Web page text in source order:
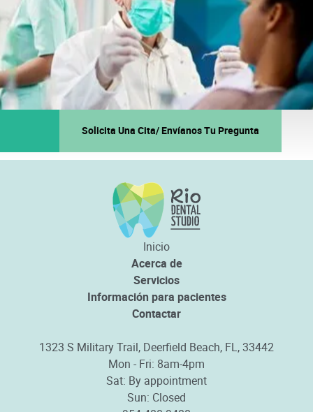
Solicita Una Cita/ Envíanos Tu Pregunta
1323 S Military Trail, Deerfield Beach, FL, 33442
Mon - Fri: 8am-4pm
Sat: By appointment
Sun: Closed
Inicio
Acerca de
Servicios
Información para pacientes
Contactar